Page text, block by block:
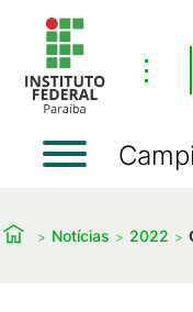
⋮
Notícias 2022